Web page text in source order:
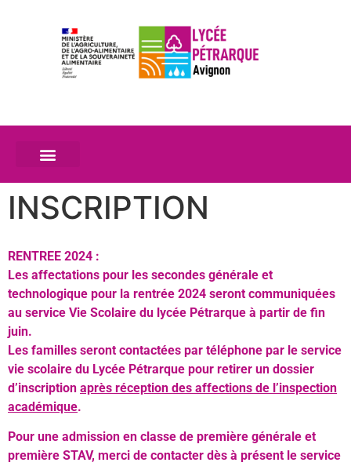
INSCRIPTION
RENTREE 2024 :
Les affectations pour les secondes générale et
technologique pour la rentrée 2024 seront communiquées
au service Vie Scolaire du lycée Pétrarque à partir de fin
juin.
Les familles seront contactées par téléphone par le service
vie scolaire du Lycée Pétrarque pour retirer un dossier
d’inscription après réception des affections de l’inspection
académique.
Pour une admission en classe de première générale et
première STAV, merci de contacter dès à présent le service